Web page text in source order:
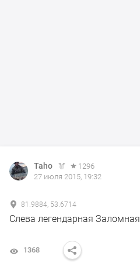
Taho
1296
27 июля 2015, 19:32
81.9884, 53.6714
Слева легендарная Заломная
1368